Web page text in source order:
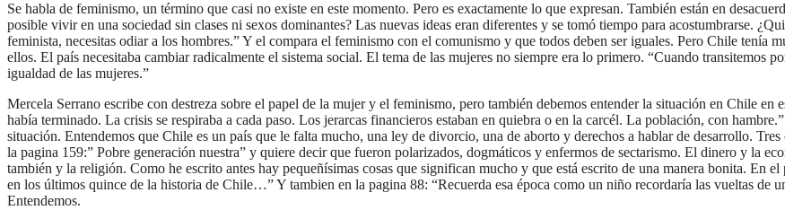
Se habla de feminismo, un término que casi no existe en este momento. Pero es exactamente lo que expresan. También están en
posible vivir en una sociedad sin clases ni sexos dominantes? Las nuevas ideas eran diferentes y se tomó tiempo para acostumbrarse.
feminista, necesitas odiar a los hombres.” Y el compara el feminismo con el comunismo y que todos deben ser iguales. Pero Chile tenía
ellos. El país necesitaba cambiar radicalmente el sistema social. El tema de las mujeres no siempre era lo primero. “Cuando transitemos
igualdad de las mujeres.”
Mercela Serrano escribe con destreza sobre el papel de la mujer y el feminismo, pero también debemos entender la situación en Chile
había terminado. La crisis se respiraba a cada paso. Los jerarcas financieros estaban en quiebra o en la carcél. La población, con
situación. Entendemos que Chile es un país que le falta mucho, una ley de divorcio, una de aborto y derechos a hablar de desarrollo.
la pagina 159:” Pobre generación nuestra” y quiere decir que fueron polarizados, dogmáticos y enfermos de sectarismo. El dinero y la
también y la religión. Como he escrito antes hay pequeñísimas cosas que significan mucho y que está escrito de una manera bonita. En
en los últimos quince de la historia de Chile…” Y tambien en la pagina 88: “Recuerda esa época como un niño recordaría las vueltas de
Entendemos.